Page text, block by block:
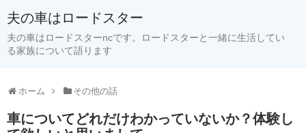
夫の車はロードスター
夫の車はロードスターncです。ロードスターと一緒に生活してい
る家族について語ります
ホーム その他の話
車についてどれだけわかっていないか？体験し